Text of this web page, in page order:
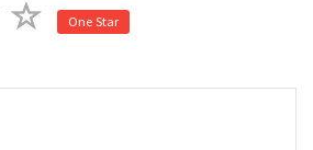
One Star